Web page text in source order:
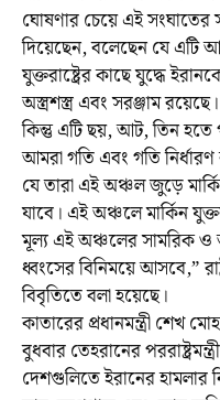
ঘোষণার চেয়ে এই সংঘাতের
দিয়েছেন, বলেছেন যে এটি
যুক্তরাষ্ট্রের কাছে যুদ্ধে
অস্ত্রশস্ত্র এবং সরঞ্জাম
কিন্তু এটি ছয়, আট, তিন
আমরা গতি এবং গতি
যে তারা এই অঞ্চল জুড়ে
যাবে। এই অঞ্চলে মার্কিন
মূল্য এই অঞ্চলের সামরিক ও
ধ্বংসের বিনিময়ে আসবে,”
বিবৃতিতে বলা হয়েছে।
কাতারের প্রধানমন্ত্রী শেখ
বুধবার তেহরানের
দেশগুলিতে ইরানের হামলার